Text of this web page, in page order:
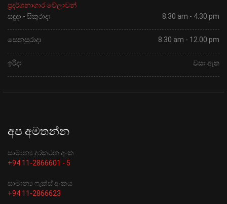
ප්‍රදර්ශනාගාර වේලාවන්
සඳුදා - සිකුරාදා
8.30 am - 4.30 pm
සෙනසුරාදා 8.30 am - 12.00 pm
ඉරිදා වසා ඇත
අප අමතන්න
සාමාන්‍ය දුරකථන අංක
+94 11-2866601 - 5
සාමාන්‍ය ෆැක්ස් අංකය
+94 11-2866623